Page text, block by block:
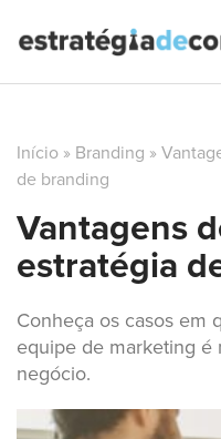
Início » Branding »
de branding
Vantagens
estratégia
Conheça os casos em
equipe de marketing é
negócio.